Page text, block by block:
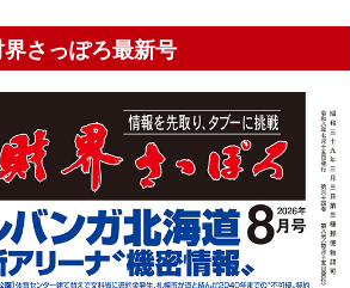
界さっぽろ最新号